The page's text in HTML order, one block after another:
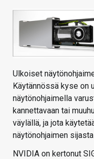
HAKU
Ulkoiset
Käytännössä kyse on
näytönohjaimella
kannettavaan tai
väylällä, ja jota
näytönohjaimen
NVIDIA on kertonut